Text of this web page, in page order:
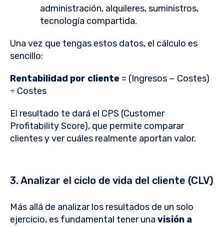
administración, alquileres, suministros,
tecnología compartida.
Una vez que tengas estos datos, el cálculo es
sencillo:
Rentabilidad por cliente = (Ingresos − Costes)
÷ Costes
El resultado te dará el CPS (Customer
Profitability Score), que permite comparar
clientes y ver cuáles realmente aportan valor.
3. Analizar el ciclo de vida del cliente (CLV)
Más allá de analizar los resultados de un solo
ejercicio, es fundamental tener una visión a